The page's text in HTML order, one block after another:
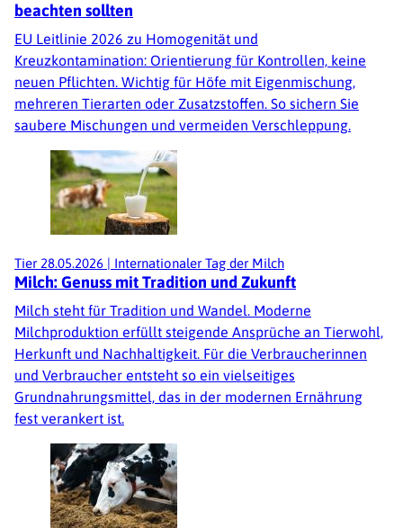
beachten sollten
EU Leitlinie 2026 zu Homogenität und
Kreuzkontamination: Orientierung für Kontrollen, keine
neuen Pflichten. Wichtig für Höfe mit Eigenmischung,
mehreren Tierarten oder Zusatzstoffen. So sichern Sie
saubere Mischungen und vermeiden Verschleppung.
Tier 28.05.2026 | Internationaler Tag der Milch
Milch: Genuss mit Tradition und Zukunft
Milch steht für Tradition und Wandel. Moderne
Milchproduktion erfüllt steigende Ansprüche an Tierwohl,
Herkunft und Nachhaltigkeit. Für die Verbraucherinnen
und Verbraucher entsteht so ein vielseitiges
Grundnahrungsmittel, das in der modernen Ernährung
fest verankert ist.